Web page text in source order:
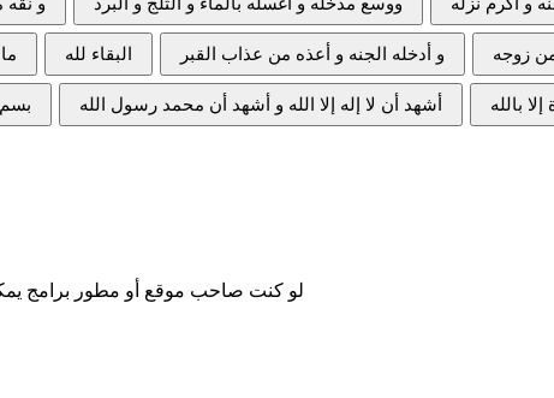
لو كنت صاحب موقع أو مطور برامج